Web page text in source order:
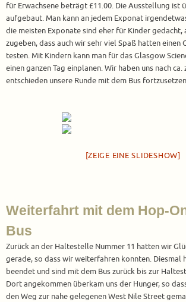
für Erwachsene beträgt £11.00. Die Ausstellung ist
aufgebaut. Man kann an jedem Exponat
die meisten Exponate sind eher für Kinder gedacht,
zugeben, dass auch wir sehr viel Spaß hatten einen
testen. Mit Kindern kann man für das Glasgow
einen ganzen Tag einplanen. Wir haben uns nach ca.
entschieden unsere Runde mit dem Bus
[ZEIGE EINE SLIDESHOW]
Weiterfahrt mit dem Hop-
Bus
Zurück an der Haltestelle Nummer 11 hatten wir
gerade, so dass wir weiterfahren konnten. Diesmal
beendet und sind mit dem Bus zurück bis zur
Dort angekommen überkam uns der Hunger, so
den Weg zur nahe gelegenen West Nile Street